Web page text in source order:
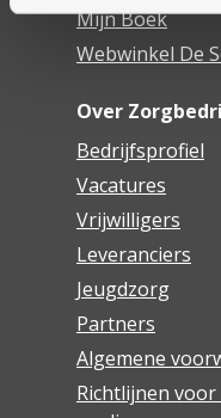
Mijn Boek
Webwinkel De
Over
Bedrijfsprofiel
Vacatures
Vrijwilligers
Leveranciers
Jeugdzorg
Partners
Algemene
Richtlijnen